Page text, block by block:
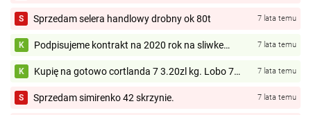
S Sprzedam selera handlowy drobny ok 80t 7 lata temu
K
Podpisujeme kontrakt na 2020 rok na sliwke
UMOWY NA DOSTAWE 1 500 ton az 1 900 ton -
morele przemyslowom...
7 lata temu
K
Kupię na gotowo cortlanda 7 3.20zl kg. Lobo 7
6.5-7.
7 lata temu
S Sprzedam simirenko 42 skrzynie. 7 lata temu